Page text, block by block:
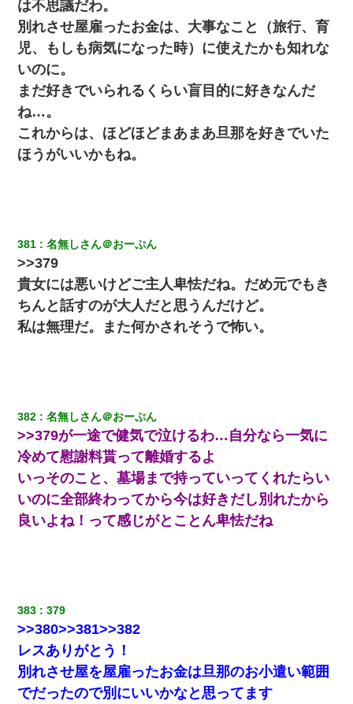
13歳娘が元嫁のところから逃げてきた。どう扱ったらいいのかわ
からない
【衝撃】嫁父の会社に勤続１０年、手取り１４万 → 俺「２２万も
らえる会社から誘われた。転職したい」義父「クビ！（激怒」嫁
「離婚！（激怒」
アパートのドアに『ハンザイ者！この人はさいあくの人です』と
張り紙が！大家「面倒はごめんだよ」私「はあ」→警察に行き、
見回りで犯人が捕まったが、それが…｜生活｜ヌルポあんてな
朝起きたら嫁がいなかった。俺（嫁も嫁実家も電話に出ない…不
安だ）→ 仕事を早退して帰宅すると、嫁と嫁両親と知らない男が
２人・・・
わい(42)渋谷の夜のサービスで19の女の子にゴックンさせた結果
ｗｗｗｗｗｗｗｗ
妻「ずっと好きだった人と一緒になりたいから、わかれてくださ
い」→離婚後、娘と実家で生活してると…
ワイアラサー主婦、昨晩久しぶりに夫と致した結果ｗｗｗｗｗ
医者「糖尿病で余命1年です」 ワイ「知らんわｗどうせ死ぬなら
食べる量増やすわｗ」→結果ｗｗｗｗｗ
けた
ＤＮＡ検査『血縁関係０％』旦那「やっぱり托卵だったんだ…」
嫁「本当に身に覚えがない」「なにかの間違いだ！取り違え
だ！」→ 嫁「あっ」
は不思議だわ。
別れさせ屋雇ったお金は、大事なこと（旅行、育
児、もしも病気になった時）に使えたかも知れな
いのに。
まだ好きでいられるくらい盲目的に好きなんだ
ね…。
これからは、ほどほどまあまあ旦那を好きでいた
ほうがいいかもね。
381 名無しさん＠おーぷん
>>379
貴女には悪いけどご主人卑怯だね。だめ元でもき
ちんと話すのが大人だと思うんだけど。
私は無理だ。また何かされそうで怖い。
382 名無しさん＠おーぷん
>>379が一途で健気で泣けるわ…自分なら一気に
冷めて慰謝料貰って離婚するよ
いっそのこと、墓場まで持っていってくれたらい
いのに全部終わってから今は好きだし別れたから
良いよね！って感じがとことん卑怯だね
383 379
>>380>>381>>382
レスありがとう！
別れさせ屋を屋雇ったお金は旦那のお小遣い範囲
でだったので別にいいかなと思ってます